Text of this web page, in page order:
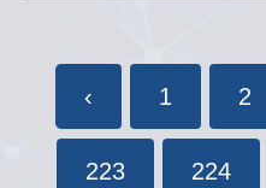
‹ 1 2
223 224